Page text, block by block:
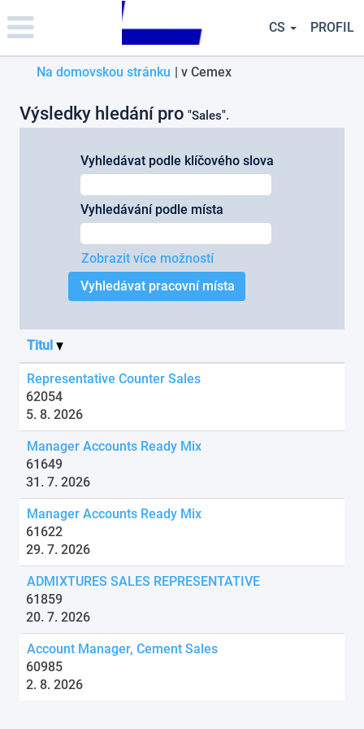
note:
This
website
includes
accessibility
system.
CS PROFIL
Na domovskou stránku | v Cemex(aktuální
Výsledky hledání pro "Sales".
Vyhledávat podle klíčového slova
Vyhledávání podle místa
Zobrazit více možností
Titul
Representative Counter Sales
62054
5. 8. 2026
Manager Accounts Ready Mix
61649
31. 7. 2026
Manager Accounts Ready Mix
61622
29. 7. 2026
ADMIXTURES SALES REPRESENTATIVE
61859
20. 7. 2026
Account Manager, Cement Sales
60985
2. 8. 2026